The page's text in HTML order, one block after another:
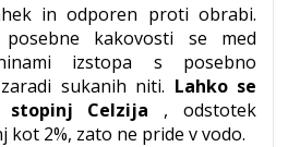
in odporen proti obrabi.
kakovosti se med
izstopa s posebno
sukanih niti. Lahko se
Celzija , odstotek
kot 2%, zato ne pride v vodo.